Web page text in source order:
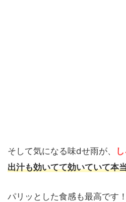
そして気になる味dせ雨が、
出汁も効いてて効いていて本
パリッとした食感も最高です！